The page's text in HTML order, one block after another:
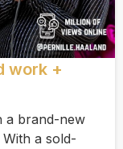
work +
a brand-new
a sold-